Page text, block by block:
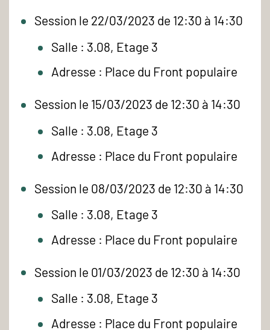
Session le 22/03/2023 de 12:30 à 14:30
Salle : 3.08, Etage 3
Adresse : Place du Front populaire
Session le 15/03/2023 de 12:30 à 14:30
Salle : 3.08, Etage 3
Adresse : Place du Front populaire
Session le 08/03/2023 de 12:30 à 14:30
Salle : 3.08, Etage 3
Adresse : Place du Front populaire
Session le 01/03/2023 de 12:30 à 14:30
Salle : 3.08, Etage 3
Adresse : Place du Front populaire